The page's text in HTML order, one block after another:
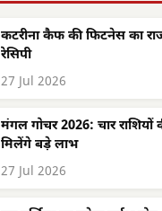
कटरीना कैफ की फिटनेस का
रेसिपी
27 Jul 2026
मंगल गोचर 2026: चार
मिलेंगे बड़े लाभ
27 Jul 2026